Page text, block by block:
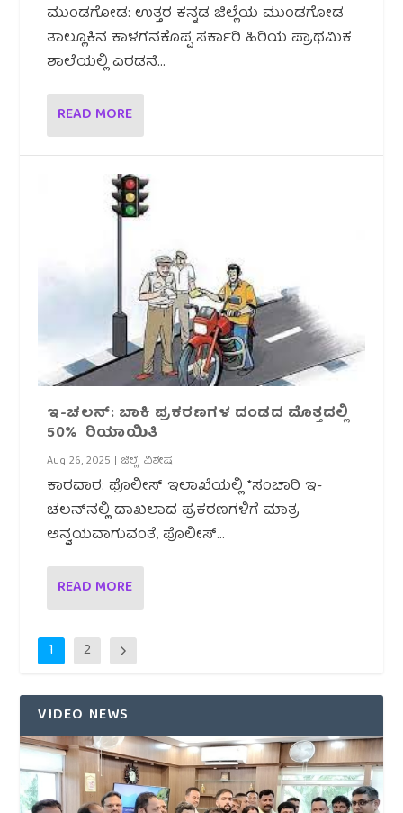
ಮುಂಡಗೋಡ: ಉತ್ತರ ಕನ್ನಡ ಜಿಲ್ಲೆಯ ಮುಂಡಗೋಡ
ತಾಲ್ಲೂಕಿನ ಕಾಳಗನಕೊಪ್ಪ ಸರ್ಕಾರಿ ಹಿರಿಯ ಪ್ರಾಥಮಿಕ
ಶಾಲೆಯಲ್ಲಿ ಎರಡನೆ...
READ MORE
ಇ-ಚಲನ್‌: ಬಾಕಿ ಪ್ರಕರಣಗಳ ದಂಡದ ಮೊತ್ತದಲ್ಲಿ
50% ರಿಯಾಯಿತಿ
Aug 26, 2025 | ಜಿಲ್ಲೆ, ವಿಶೇಷ
ಕಾರವಾರ: ಪೊಲೀಸ್ ಇಲಾಖೆಯಲ್ಲಿ *ಸಂಚಾರಿ ಇ-
ಚಲನ್‌ನಲ್ಲಿ ದಾಖಲಾದ ಪ್ರಕರಣಗಳಿಗೆ ಮಾತ್ರ
ಅನ್ವಯವಾಗುವಂತೆ, ಪೊಲೀಸ್...
READ MORE
1 2
VIDEO NEWS